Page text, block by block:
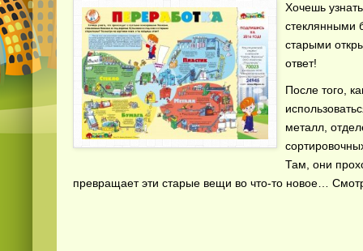
Хочешь
стеклянными
старыми
ответ!
После того,
металл,
Там, они
превращает эти старые вещи во что-то новое…